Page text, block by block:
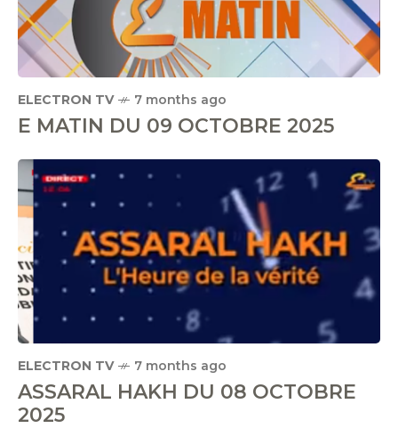
ELECTRON TV 7 months ago
E MATIN DU 09 OCTOBRE 2025
ELECTRON TV 7 months ago
ASSARAL HAKH DU 08 OCTOBRE
2025